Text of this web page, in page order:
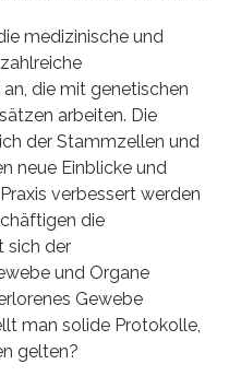
medizinische und
die mit genetischen
arbeiten. Die
der Stammzellen und
neue Einblicke und
verbessert werden
die
sich der
und Organe
Gewebe
man solide Protokolle,
gelten?